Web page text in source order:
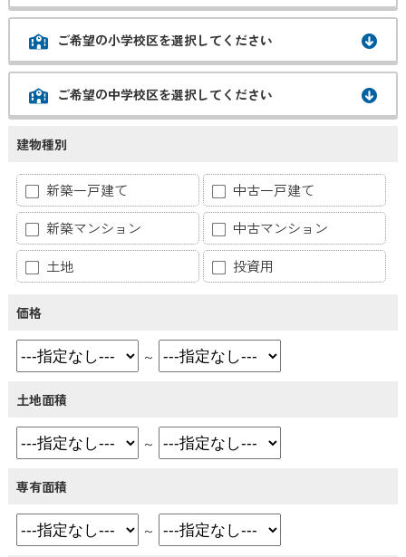
ご希望の小学校区を選択してください
ご希望の中学校区を選択してください
建物種別
新築一戸建て
中古一戸建て
新築マンション
中古マンション
土地
投資用
価格
～
土地面積
～
専有面積
～